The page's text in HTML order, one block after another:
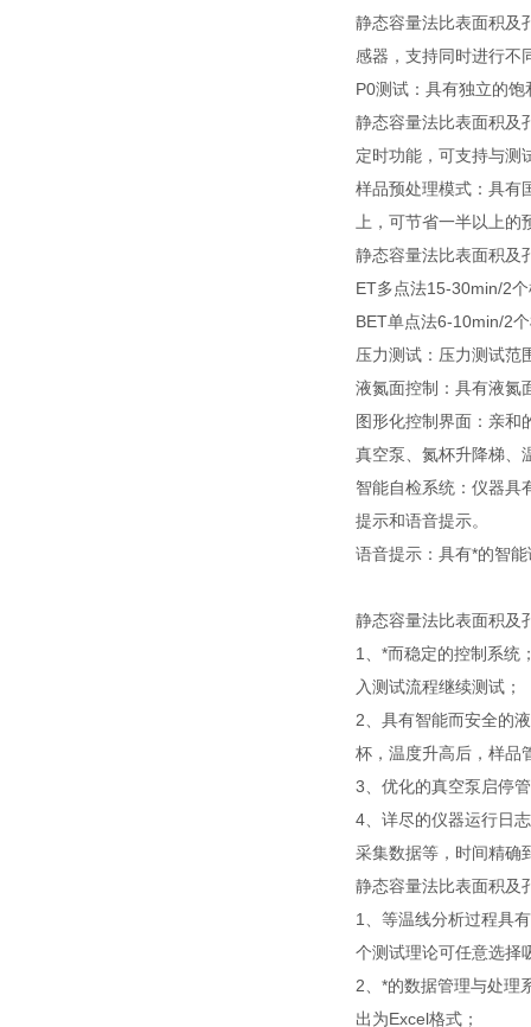
静态容量法比表面积及
感器，支持同时进行不
P0测试：具有独立的
静态容量法比表面积及
定时功能，可支持与测
样品预处理模式：具有
上，可节省一半以上
静态容量法比表面积及
ET多点法15-30min/2
BET单点法6-10min/2
压力测试：压力测试范
液氮面控制：具有液氮
图形化控制界面：亲和
真空泵、氮杯升降梯、
智能自检系统：仪器具
提示和语音提示。
语音提示：具有*的智
静态容量法比表面积及
1、*而稳定的控制系统
入测试流程继续测试；
2、具有智能而安全的
杯，温度升高后，样品
3、优化的真空泵启停
4、详尽的仪器运行日
采集数据等，时间精确
静态容量法比表面积及
1、等温线分析过程具
个测试理论可任意选择
2、*的数据管理与处理
出为Excel格式；